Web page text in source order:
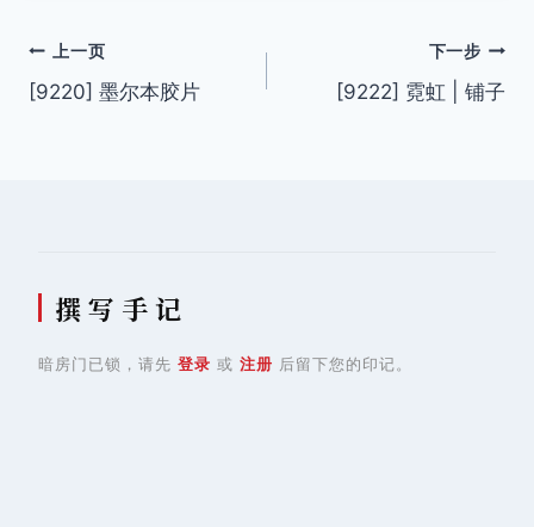
文
章
上一页
[9220] 墨尔本胶片
下一步
[9222] 霓虹 | 铺子
撰 写 手 记
暗房门已锁，请先 登录 或 注册 后留下您的印记。